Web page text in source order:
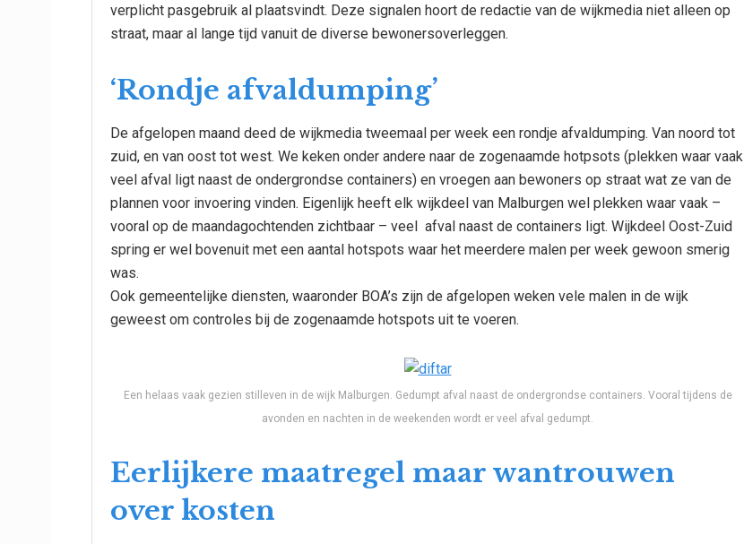
verplicht pasgebruik al plaatsvindt. Deze signalen hoort de redactie van de wijkmedia niet alleen op
straat, maar al lange tijd vanuit de diverse bewonersoverleggen.
‘Rondje afvaldumping’
De afgelopen maand deed de wijkmedia tweemaal per week een rondje afvaldumping. Van noord tot
zuid, en van oost tot west. We keken onder andere naar de zogenaamde hotpsots (plekken waar vaak
veel afval ligt naast de ondergrondse containers) en vroegen aan bewoners op straat wat ze van de
plannen voor invoering vinden. Eigenlijk heeft elk wijkdeel van Malburgen wel plekken waar vaak –
vooral op de maandagochtenden zichtbaar – veel afval naast de containers ligt. Wijkdeel Oost-Zuid
spring er wel bovenuit met een aantal hotspots waar het meerdere malen per week gewoon smerig
was.
Ook gemeentelijke diensten, waaronder BOA’s zijn de afgelopen weken vele malen in de wijk
geweest om controles bij de zogenaamde hotspots uit te voeren.
Een helaas vaak gezien stilleven in de wijk Malburgen. Gedumpt afval naast de ondergrondse containers. Vooral tijdens de
avonden en nachten in de weekenden wordt er veel afval gedumpt.
Eerlijkere maatregel maar wantrouwen
over kosten